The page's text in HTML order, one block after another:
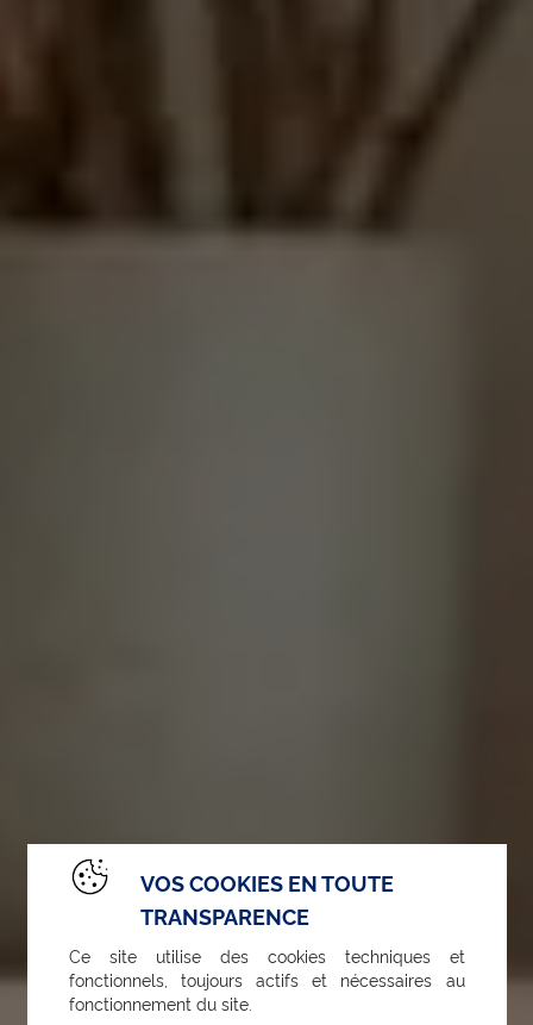
VOS COOKIES EN TOUTE
TRANSPARENCE
Ce site utilise des cookies techniques et
fonctionnels, toujours actifs et nécessaires au
fonctionnement du site.